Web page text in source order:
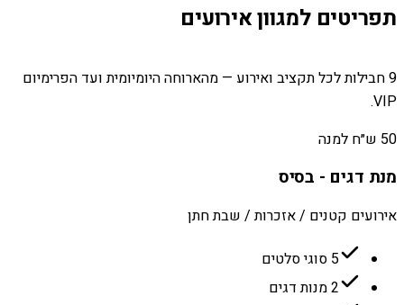
תפריטים למגוון אירועים
9 חבילות לכל תקציב ואירוע — מהארוחה היומיומית ועד הפרימיום
VIP.
50 ש״ח למנה
מנת דגים - בסיס
אירועים קטנים / אזכרות / שבת חתן
5 סוגי סלטים
2 מנות דגים